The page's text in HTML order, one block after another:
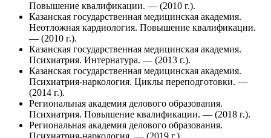
Повышение квалификации. — (2010 г.).
Казанская государственная медицинская академия.
Неотложная кардиология. Повышение квалификации.
— (2010 г.).
Казанская государственная медицинская академия.
Психиатрия. Интернатура. — (2013 г.).
Казанская государственная медицинская академия.
Психиатрия-наркология. Циклы переподготовки. —
(2014 г.).
Региональная академия делового образования.
Психиатрия. Повышение квалификации. — (2018 г.).
Региональная академия делового образования.
Психиатрия-наркология. — (2019 г.).